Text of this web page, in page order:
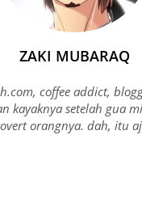
ZAKI MUBARAQ
coffee addict,
kayaknya setelah gua
orangnya. dah, itu